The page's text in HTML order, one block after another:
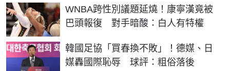
WNBA跨性別議題延燒！康寧漢竟被
巴頭報復 對手暗酸：白人有特權
韓國足協「買春換不敗」！德媒、日
媒轟國際恥辱 球評：粗俗落後